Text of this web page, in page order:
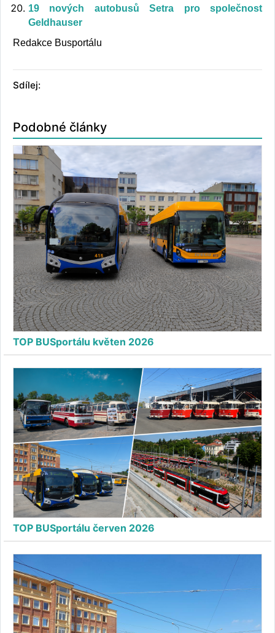
19 nových autobusů Setra pro společnost
Geldhauser
Redakce Busportálu
Sdílej:
Podobné články
TOP BUSportálu květen 2026
TOP BUSportálu červen 2026